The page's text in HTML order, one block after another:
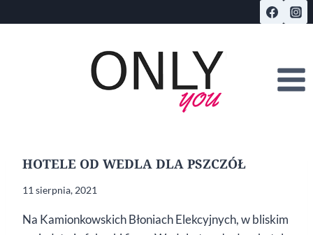
do
HOTELE OD WEDLA DLA PSZCZÓŁ
11 sierpnia, 2021
Na Kamionkowskich Błoniach Elekcyjnych, w bliskim